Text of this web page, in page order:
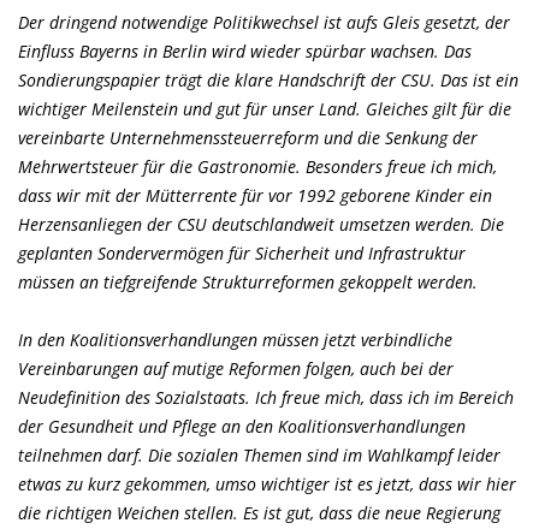
Der dringend notwendige Politikwechsel ist aufs Gleis gesetzt, der
Einfluss Bayerns in Berlin wird wieder spürbar wachsen. Das
Sondierungspapier trägt die klare Handschrift der CSU. Das ist ein
wichtiger Meilenstein und gut für unser Land. Gleiches gilt für die
vereinbarte Unternehmenssteuerreform und die Senkung der
Mehrwertsteuer für die Gastronomie. Besonders freue ich mich,
dass wir mit der Mütterrente für vor 1992 geborene Kinder ein
Herzensanliegen der CSU deutschlandweit umsetzen werden. Die
geplanten Sondervermögen für Sicherheit und Infrastruktur
müssen an tiefgreifende Strukturreformen gekoppelt werden.
In den Koalitionsverhandlungen müssen jetzt verbindliche
Vereinbarungen auf mutige Reformen folgen, auch bei der
Neudefinition des Sozialstaats. Ich freue mich, dass ich im Bereich
der Gesundheit und Pflege an den Koalitionsverhandlungen
teilnehmen darf. Die sozialen Themen sind im Wahlkampf leider
etwas zu kurz gekommen, umso wichtiger ist es jetzt, dass wir hier
die richtigen Weichen stellen. Es ist gut, dass die neue Regierung